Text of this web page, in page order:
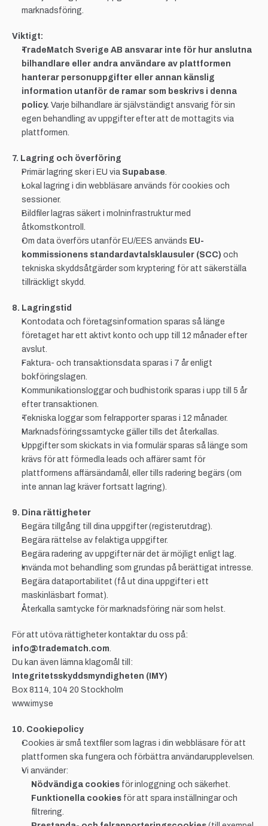
marknadsföring.
Viktigt:
TradeMatch Sverige AB ansvarar inte för hur anslutna
bilhandlare eller andra användare av plattformen
hanterar personuppgifter eller annan känslig
information utanför de ramar som beskrivs i denna
policy. Varje bilhandlare är självständigt ansvarig för sin
egen behandling av uppgifter efter att de mottagits via
plattformen.
7. Lagring och överföring
Primär lagring sker i EU via Supabase.
Lokal lagring i din webbläsare används för cookies och
sessioner.
Bildfiler lagras säkert i molninfrastruktur med
åtkomstkontroll.
Om data överförs utanför EU/EES används EU-
kommissionens standardavtalsklausuler (SCC) och
tekniska skyddsåtgärder som kryptering för att säkerställa
tillräckligt skydd.
8. Lagringstid
Kontodata och företagsinformation sparas så länge
företaget har ett aktivt konto och upp till 12 månader efter
avslut.
Faktura- och transaktionsdata sparas i 7 år enligt
bokföringslagen.
Kommunikationsloggar och budhistorik sparas i upp till 5 år
efter transaktionen.
Tekniska loggar som felrapporter sparas i 12 månader.
Marknadsföringssamtycke gäller tills det återkallas.
Uppgifter som skickats in via formulär sparas så länge som
krävs för att förmedla leads och affärer samt för
plattformens affärsändamål, eller tills radering begärs (om
inte annan lag kräver fortsatt lagring).
9. Dina rättigheter
Begära tillgång till dina uppgifter (registerutdrag).
Begära rättelse av felaktiga uppgifter.
Begära radering av uppgifter när det är möjligt enligt lag.
Invända mot behandling som grundas på berättigat intresse.
Begära dataportabilitet (få ut dina uppgifter i ett
maskinläsbart format).
Återkalla samtycke för marknadsföring när som helst.
info@tradematch.com.
Du kan även lämna klagomål till:
Integritetsskyddsmyndigheten (IMY)
Box 8114, 104 20 Stockholm
www.imy.se
10. Cookiepolicy
Cookies är små textfiler som lagras i din webbläsare för att
plattformen ska fungera och förbättra användarupplevelsen.
Vi använder:
Nödvändiga cookies för inloggning och säkerhet.
Funktionella cookies för att spara inställningar och
filtrering.